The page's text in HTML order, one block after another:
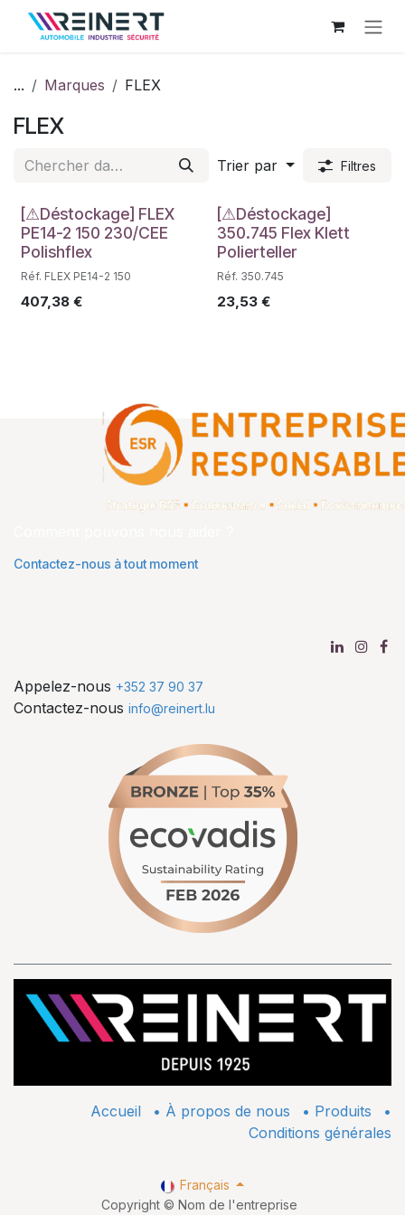
Se rendre au contenu
... Marques FLEX
FLEX
Trier par Filtres
Déstockage
[⚠Déstockage] FLEX
PE14-2 150 230/CEE
Polishflex
Réf. FLEX PE14-2 150
407,38 €
Déstockage
[⚠Déstockage]
350.745 Flex Klett
Polierteller
Réf. 350.745
23,53€
Contactez-nous à tout moment
Appelez-nous +352 37 90 37
Contactez-nous info@reinert.lu
Accueil • À propos de nous • ​Produits
•
Conditions générales
Copyright © Nom de l'entreprise
Français